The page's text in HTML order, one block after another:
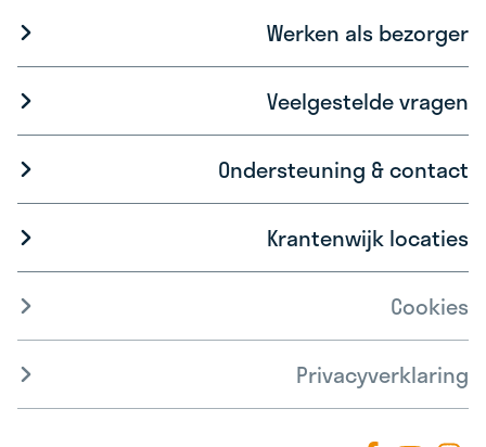
Werken als bezorger
Veelgestelde vragen
Ondersteuning & contact
Krantenwijk locaties
Cookies
Privacyverklaring